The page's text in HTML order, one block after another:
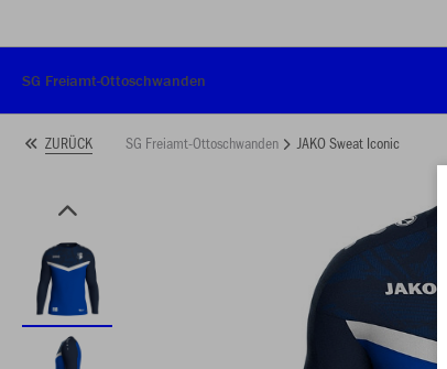
SG Freiamt-Ottoschwanden
ZURÜCK SG Freiamt-Ottoschwanden JAKO Sweat Iconic